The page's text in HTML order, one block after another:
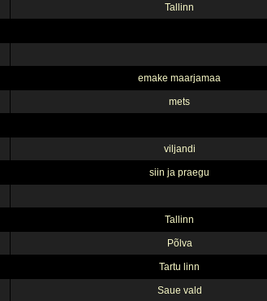
Tallinn
emake maarjamaa
mets
viljandi
siin ja praegu
Tallinn
Põlva
Tartu linn
Saue vald